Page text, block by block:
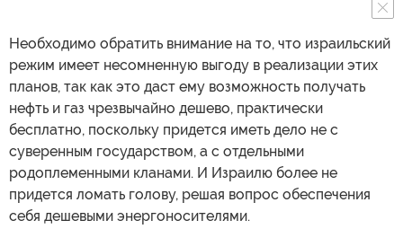
Необходимо обратить внимание на то, что израильский
режим имеет несомненную выгоду в реализации этих
планов, так как это даст ему возможность получать
нефть и газ чрезвычайно дешево, практически
бесплатно, поскольку придется иметь дело не с
суверенным государством, а с отдельными
родоплеменными кланами. И Израилю более не
придется ломать голову, решая вопрос обеспечения
себя дешевыми энергоносителями.